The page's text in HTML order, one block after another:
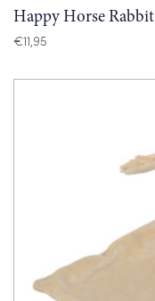
Happy Horse Rabbit
€11,95